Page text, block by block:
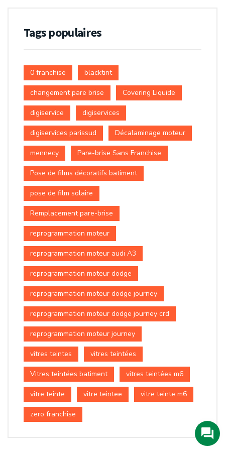
Tags populaires
0 franchise blacktint
changement pare brise Covering Liquide
digiservice digiservices
digiservices parissud Décalaminage moteur
mennecy Pare-brise Sans Franchise
Pose de films décoratifs batiment
pose de film solaire
Remplacement pare-brise
reprogrammation moteur
reprogrammation moteur audi A3
reprogrammation moteur dodge
reprogrammation moteur dodge journey
reprogrammation moteur dodge journey crd
reprogrammation moteur journey
vitres teintes vitres teintées
Vitres teintées batiment vitres teintées m6
vitre teinte vitre teintee vitre teinte m6
zero franchise